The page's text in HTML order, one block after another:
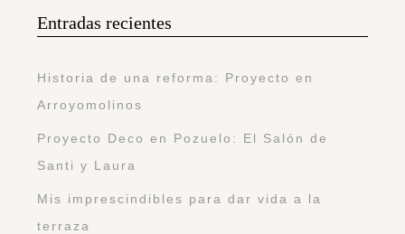
Entradas recientes
Historia de una reforma: Proyecto en
Arroyomolinos
Proyecto Deco en Pozuelo: El Salón de
Santi y Laura
Mis imprescindibles para dar vida a la
terraza